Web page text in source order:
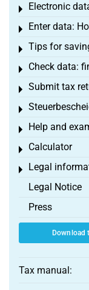
Electronic
Toggle menu
Enter data:
Toggle menu
Tips for
Toggle menu
Check data:
Toggle menu
Submit tax
Toggle menu
Toggle menu
Help and
Toggle menu
Calculator
Toggle menu
Legal
Toggle menu
Legal Notice
Press
Download
Tax manual: